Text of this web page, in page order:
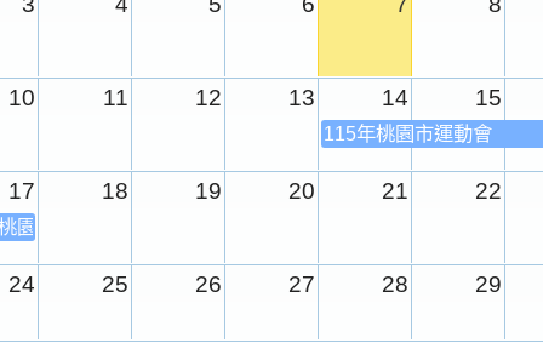
10 11 12 13 14 15
115年桃園市運動會
17 18 19 20 21 22
園市運動會
24 25 26 27 28 29